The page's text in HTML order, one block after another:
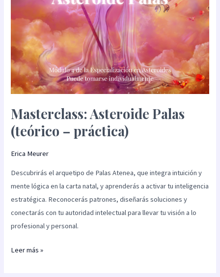
Masterclass: Asteroide Palas
(teórico – práctica)
Erica Meurer
Descubrirás el arquetipo de Palas Atenea, que integra intuición y
mente lógica en la carta natal, y aprenderás a activar tu inteligencia
estratégica. Reconocerás patrones, diseñarás soluciones y
conectarás con tu autoridad intelectual para llevar tu visión a lo
profesional y personal.
Leer más »